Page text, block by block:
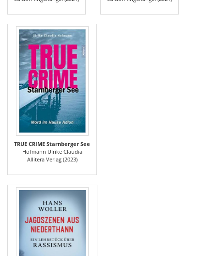
TRUE CRIME Starnberger See
Hofmann Ulrike Claudia
Allitera Verlag (2023)